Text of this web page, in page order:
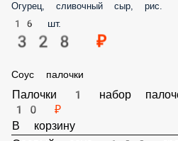
Огурец, сливочный сыр, рис.
16 шт.
328 ₽
Соус палочки
Палочки 1 набор палочек
10 ₽
В корзину